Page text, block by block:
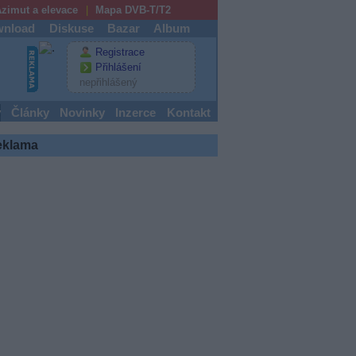
a elevace Mapa DVB-T/T2
Diskuse Bazar Album
Registrace
Přihlášení
nepřihlášený
Články Novinky Inzerce Kontakt